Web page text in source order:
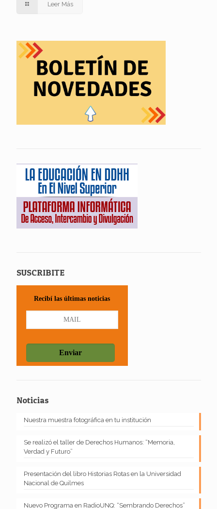
Leer Más
SUSCRIBITE
Recibí las últimas noticias
Noticias
Nuestra muestra fotográfica en tu institución
Se realizó el taller de Derechos Humanos: “Memoria,
Verdad y Futuro”
Presentación del libro Historias Rotas en la Universidad
Nacional de Quilmes
Nuevo Programa en RadioUNQ: “Sembrando Derechos”